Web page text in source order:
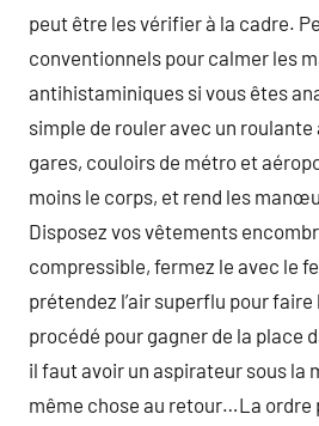
peut être les vérifier à la cadre.
conventionnels pour calmer les
antihistaminiques si vous êtes
simple de rouler avec un roulante
gares, couloirs de métro et
moins le corps, et rend les
Disposez vos vêtements
compressible, fermez le avec le
prétendez l’air superflu pour faire
procédé pour gagner de la place
il faut avoir un aspirateur sous la
même chose au retour…La ordre